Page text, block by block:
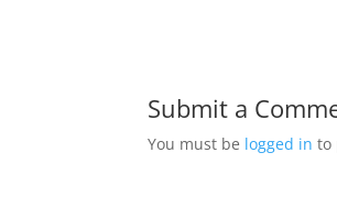
Submit a
You must be logged in to